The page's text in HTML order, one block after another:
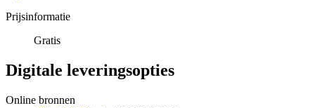
Prijsinformatie
Gratis
Digitale leveringsopties
Online bronnen